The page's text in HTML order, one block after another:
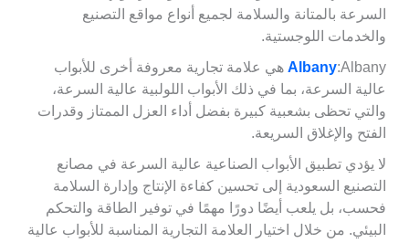
السرعة بالمتانة والسلامة لجميع أنواع مواقع التصنيع
والخدمات اللوجستية.
Albany:Albany هي علامة تجارية معروفة أخرى للأبواب
عالية السرعة، بما في ذلك الأبواب اللولبية عالية السرعة،
والتي تحظى بشعبية كبيرة بفضل أداء العزل الممتاز وقدرات
الفتح والإغلاق السريعة.
لا يؤدي تطبيق الأبواب الصناعية عالية السرعة في مصانع
التصنيع السعودية إلى تحسين كفاءة الإنتاج وإدارة السلامة
فحسب، بل يلعب أيضًا دورًا مهمًا في توفير الطاقة والتحكم
البيئي. من خلال اختيار العلامة التجارية المناسبة للأبواب عالية